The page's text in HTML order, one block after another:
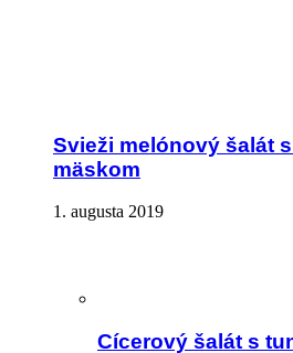
Svieži melónový šalát
mäskom
1. augusta 2019
Cícerový šalát s